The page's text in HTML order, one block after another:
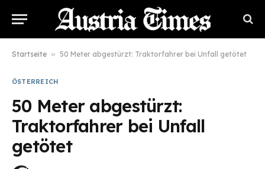
Startseite » 50 Meter abgestürzt: Traktorfahrer bei Unfall getötet
ÖSTERREICH
50 Meter abgestürzt:
Traktorfahrer bei Unfall
getötet